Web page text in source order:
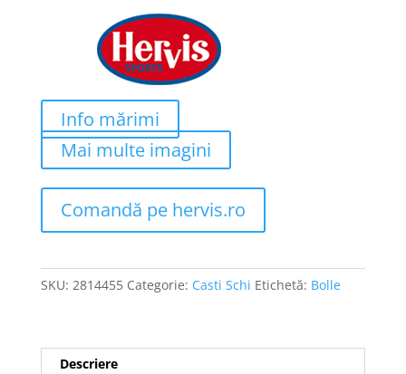
Info mărimi
Mai multe imagini
Comandă pe hervis.ro
SKU: 2814455 Categorie: Casti Schi Etichetă: Bolle
Descriere